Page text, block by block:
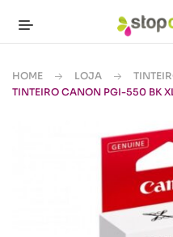
HOME LOJA
TINTEIRO CANON PGI-550 BK